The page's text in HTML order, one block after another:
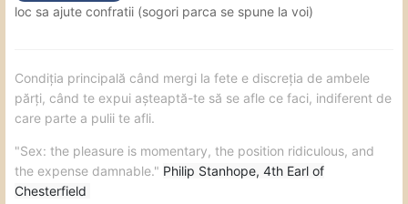
loc sa ajute confratii (sogori parca se spune la voi)
Condiția principală când mergi la fete e discreția de ambele
părți, când te expui așteaptă-te să se afle ce faci, indiferent de
care parte a pulii te afli.
"Sex: the pleasure is momentary, the position ridiculous, and
the expense damnable." Philip Stanhope, 4th Earl of
Chesterfield